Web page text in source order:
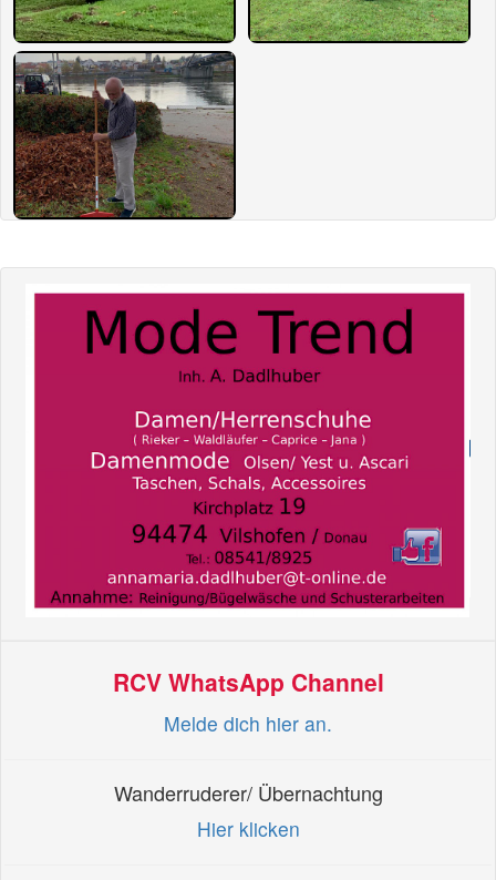
RCV WhatsApp Channel
Melde dich hier an.
Wanderruderer/ Übernachtung
Hier klicken